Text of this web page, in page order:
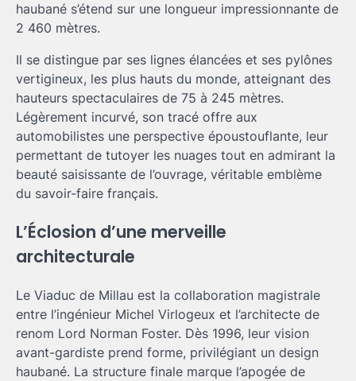
haubané s’étend sur une longueur impressionnante de
2 460 mètres.
Il se distingue par ses lignes élancées et ses pylônes
vertigineux, les plus hauts du monde, atteignant des
hauteurs spectaculaires de 75 à 245 mètres.
Légèrement incurvé, son tracé offre aux
automobilistes une perspective époustouflante, leur
permettant de tutoyer les nuages tout en admirant la
beauté saisissante de l’ouvrage, véritable emblème
du savoir-faire français.
L’Éclosion d’une merveille
architecturale
Le Viaduc de Millau est la collaboration magistrale
entre l’ingénieur Michel Virlogeux et l’architecte de
renom Lord Norman Foster. Dès 1996, leur vision
avant-gardiste prend forme, privilégiant un design
haubané. La structure finale marque l’apogée de